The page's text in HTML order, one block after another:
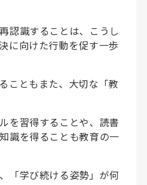
認識することは、こうし
に向けた行動を促す一歩
こともまた、大切な「教
を習得することや、読書
識を得ることも教育の一
「学び続ける姿勢」が何